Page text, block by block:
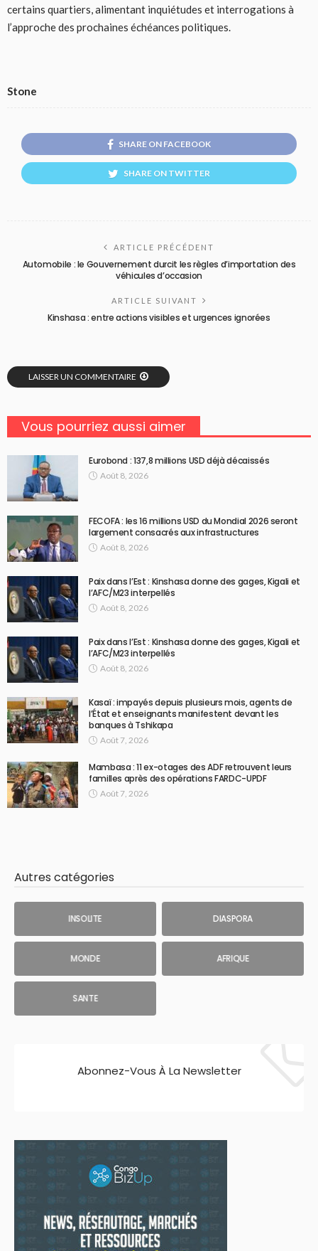
certains quartiers, alimentant inquiétudes et interrogations à
l’approche des prochaines échéances politiques.
Stone
SHARE ON FACEBOOK
SHARE ON TWITTER
ARTICLE PRÉCÉDENT
Automobile : le Gouvernement durcit les règles d’importation des
véhicules d’occasion
ARTICLE SUIVANT
Kinshasa : entre actions visibles et urgences ignorées
LAISSER UN COMMENTAIRE
Vous pourriez aussi aimer
Eurobond : 137,8 millions USD déjà décaissés
Août 8, 2026
FECOFA : les 16 millions USD du Mondial 2026 seront
largement consacrés aux infrastructures
Août 8, 2026
Paix dans l’Est : Kinshasa donne des gages, Kigali et
l’AFC/M23 interpellés
Août 8, 2026
Paix dans l’Est : Kinshasa donne des gages, Kigali et
l’AFC/M23 interpellés
Août 8, 2026
Kasaï : impayés depuis plusieurs mois, agents de
l’État et enseignants manifestent devant les
banques à Tshikapa
Août 7, 2026
Mambasa : 11 ex-otages des ADF retrouvent leurs
familles après des opérations FARDC-UPDF
Août 7, 2026
Autres catégories
INSOLITE DIASPORA
MONDE AFRIQUE
SANTE
Abonnez-Vous À La Newsletter